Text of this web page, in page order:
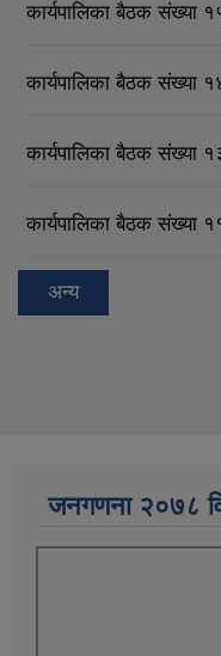
कार्यपालिका बैठक
कार्यपालिका बैठक
कार्यपालिका बैठक
कार्यपालिका बैठक
अन्य
जनगणना २०७८